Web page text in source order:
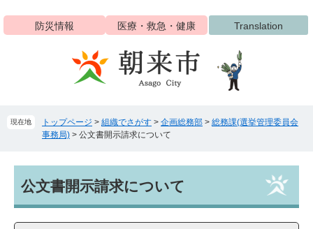
ジ
ュ
防災情報 医療・救急・健康 Translation
現在地 トップページ > 組織でさがす > 企画総務部 > 総務課(選挙管理委員会
事務局) > 公文書開示請求について
文公文書開示請求について